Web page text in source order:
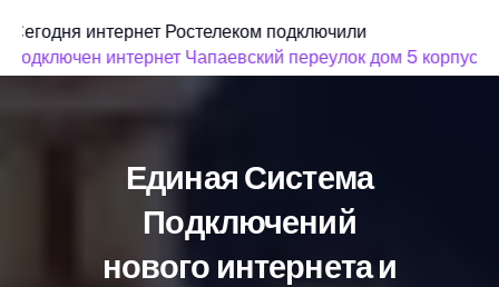
Сегодня интернет Ростелеком подключили
подключен интернет Чапаевский переулок дом 5 корпус 2
Единая Система
Подключений
нового интернета и